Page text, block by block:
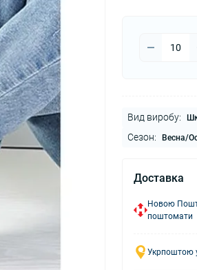
Вид виробу:
Сезон: Весна/
Доставка
Новою
поштомати
Укрпоштою у